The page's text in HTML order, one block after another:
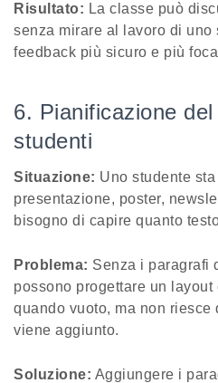
Risultato: La classe può
senza mirare al lavoro di uno
feedback più sicuro e più
6. Pianificazione
studenti
Situazione: Uno studente
presentazione, poster,
bisogno di capire quanto
Problema: Senza i paragrafi
possono progettare un layout
quando vuoto, ma non
viene aggiunto.
Soluzione: Aggiungere i